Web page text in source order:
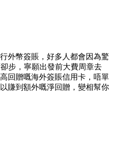
外幣簽賬，好多人都會因為驚
步，寧願出發前大費周章去
回贈嘅海外簽賬信用卡，唔單
賺到額外嘅淨回贈，變相幫你